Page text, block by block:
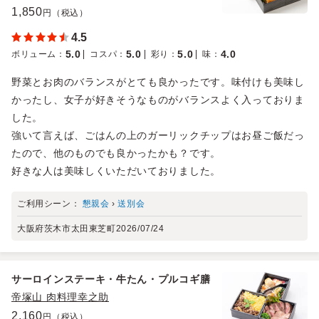
1,850円（税込）
4.5
ボリューム ： 5.0 コスパ ： 5.0 彩り ：5.0 味 ： 4.0
野菜とお肉のバランスがとても良かったです。味付けも美味し
かったし、女子が好きそうなものがバランスよく入っておりま
した。
強いて言えば、ごはんの上のガーリックチップはお昼ご飯だっ
たので、他のものでも良かったかも？です。
好きな人は美味しくいただいておりました。
ご利用シーン： 懇親会 ›送別会
大阪府茨木市太田東芝町2026/07/24
サーロインステーキ・牛たん・プルコギ膳
帝塚山 肉料理幸之助
2,160円（税込）